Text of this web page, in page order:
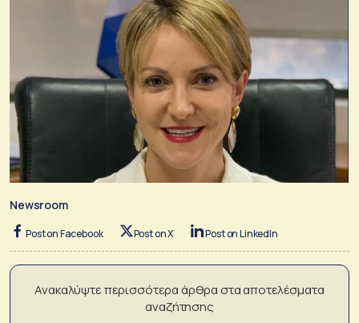
Newsroom
Post on Facebook Post on X Post on LinkedIn
Ανακαλύψτε περισσότερα άρθρα στα αποτελέσματα
αναζήτησης